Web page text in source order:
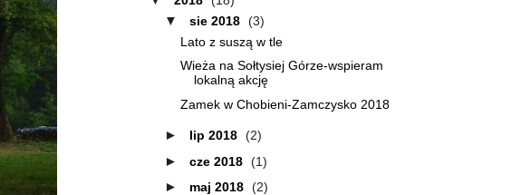
▼ sie 2018 (3)
Lato z suszą w tle
Wieża na Sołtysiej Górze-wspieram
lokalną akcję
Zamek w Chobieni-Zamczysko 2018
► lip 2018 (2)
► cze 2018 (1)
► maj 2018 (2)